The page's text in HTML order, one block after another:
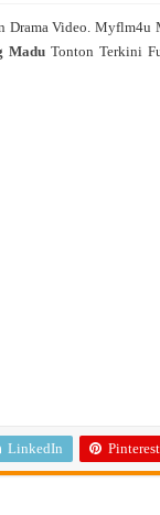
Drama Video. Myflm4u
MaduTonton Terkini
LinkedIn Pinterest